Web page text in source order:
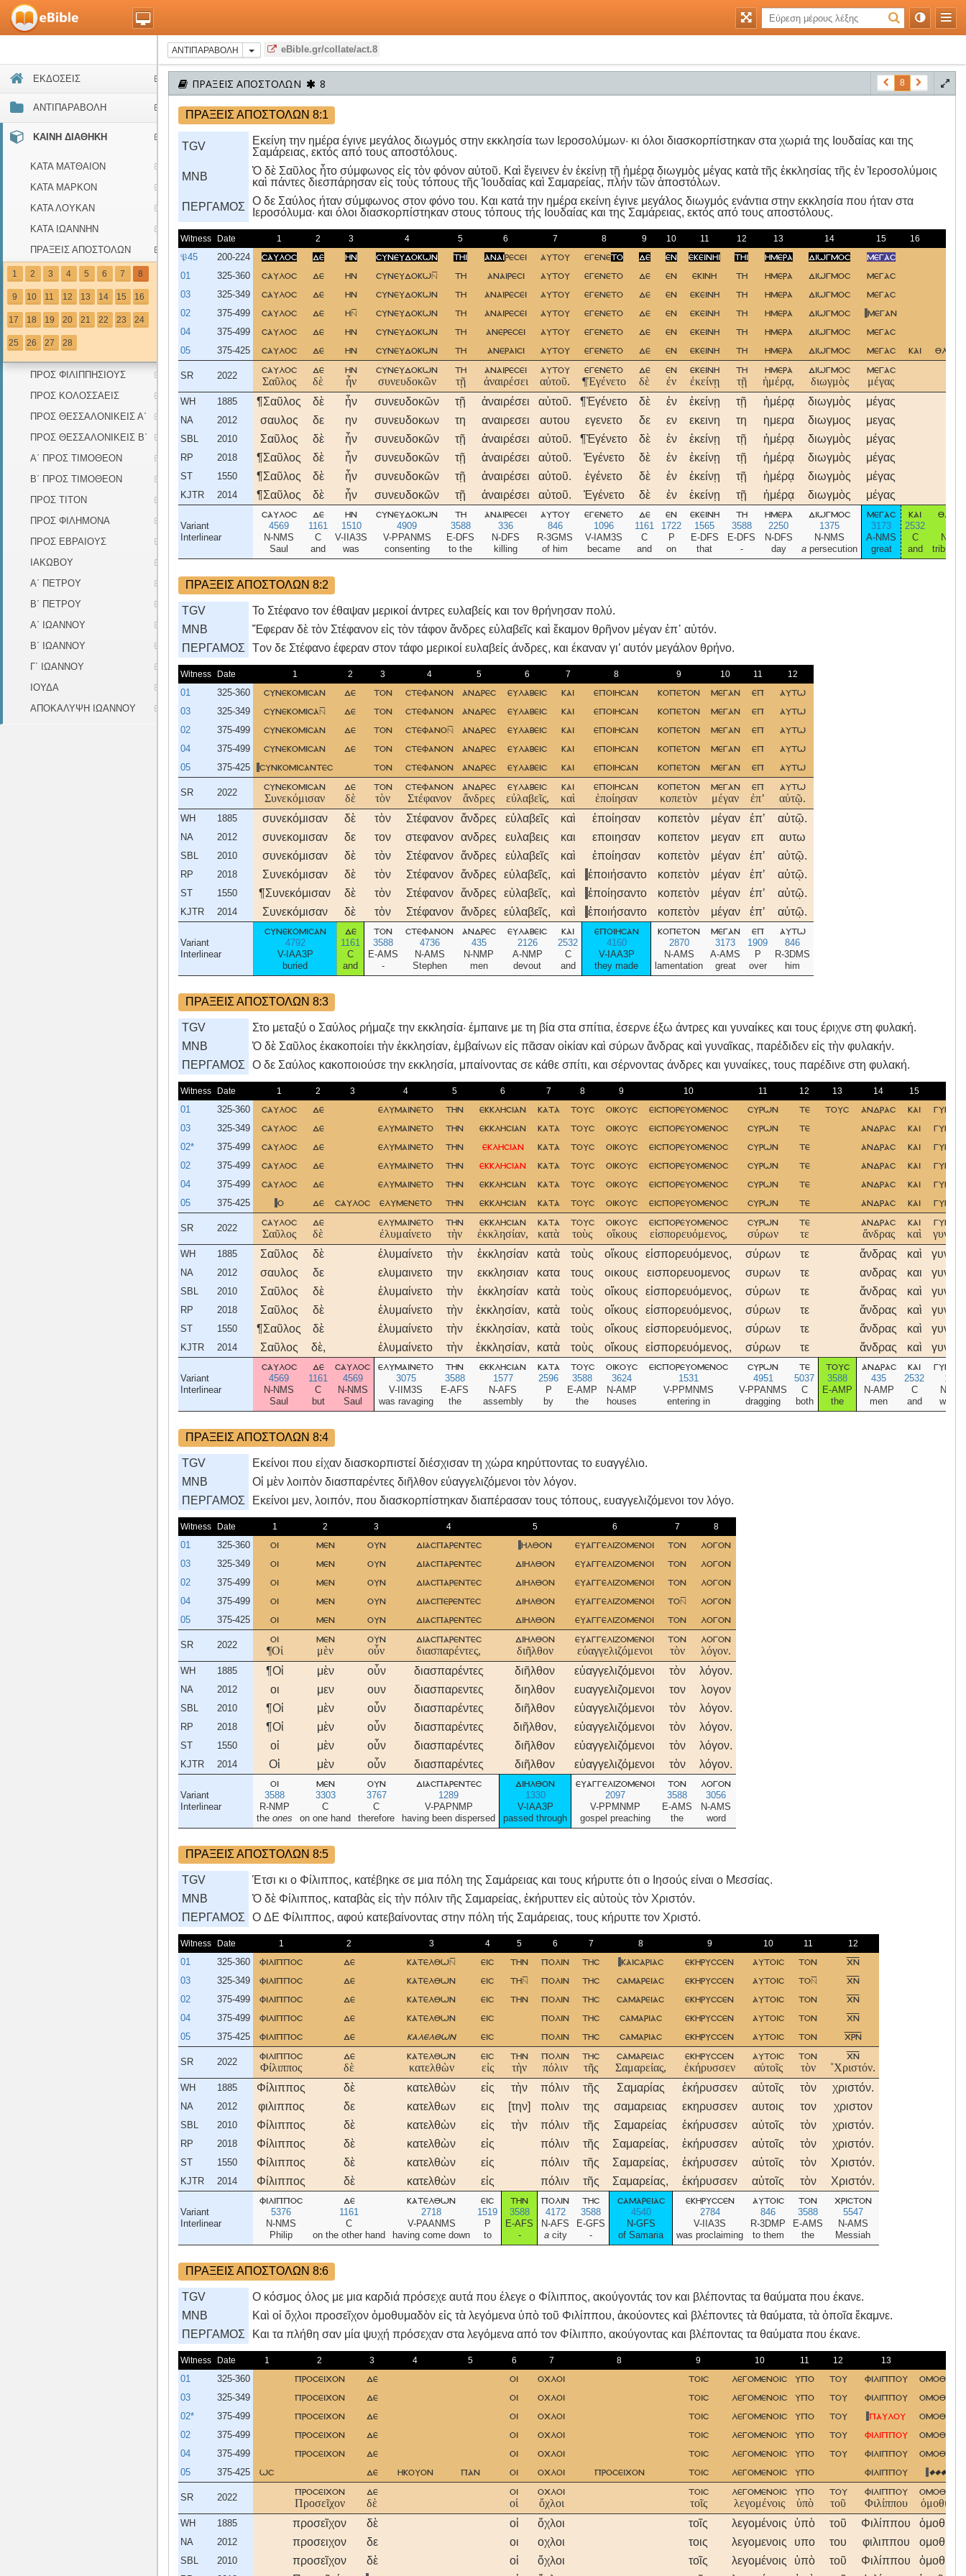
ΕΚΔΟΣΕΙΣ
ΑΝΤΙΠΑΡΑΒΟΛΗ
ΚΑΙΝΗ ΔΙΑΘΗΚΗ
ΚΑΤΑ ΜΑΤΘΑΙΟΝ
ΚΑΤΑ ΜΑΡΚΟΝ
ΚΑΤΑ ΛΟΥΚΑΝ
ΚΑΤΑ ΙΩΑΝΝΗΝ
ΠΡΑΞΕΙΣ ΑΠΟΣΤΟΛΩΝ
1 2 3 4 5 6 7 8
9 10 11 12 13 14 15 16
17 18 19 20 21 22 23 24
25 26 27 28
ΠΡΟΣ ΡΩΜΑΙΟΥΣ
ΠΡΟΣ ΚΟΡΙΝΘΙΟΥΣ Α΄
ΠΡΟΣ ΚΟΡΙΝΘΙΟΥΣ Β΄
ΠΡΟΣ ΓΑΛΑΤΑΣ
ΠΡΟΣ ΕΦΕΣΙΟΥΣ
ΠΡΟΣ ΦΙΛΙΠΠΗΣΙΟΥΣ
ΠΡΟΣ ΚΟΛΟΣΣΑΕΙΣ
ΠΡΟΣ ΘΕΣΣΑΛΟΝΙΚΕΙΣ Α΄
ΠΡΟΣ ΘΕΣΣΑΛΟΝΙΚΕΙΣ Β΄
Α΄ ΠΡΟΣ ΤΙΜΟΘΕΟΝ
Β΄ ΠΡΟΣ ΤΙΜΟΘΕΟΝ
ΠΡΟΣ ΤΙΤΟΝ
ΠΡΟΣ ΦΙΛΗΜΟΝΑ
ΠΡΟΣ ΕΒΡΑΙΟΥΣ
ΙΑΚΩΒΟΥ
Α΄ ΠΕΤΡΟΥ
Β΄ ΠΕΤΡΟΥ
Α΄ ΙΩΑΝΝΟΥ
Β΄ ΙΩΑΝΝΟΥ
Γ΄ ΙΩΑΝΝΟΥ
ΙΟΥΔΑ
ΑΠΟΚΑΛΥΨΗ ΙΩΑΝΝΟΥ
ΑΝΤΙΠΑΡΑΒΟΛΗ eBible.gr/collate/act.8
ΠΡΑΞΕΙΣ ΑΠΟΣΤΟΛΩΝ 8 8
ΠΡΑΞΕΙΣ ΑΠΟΣΤΟΛΩΝ 8:1
TGV
Εκείνη την ημέρα έγινε μεγάλος διωγμός στην εκκλησία των Ιεροσολύμων· κι όλοι διασκορπίστηκαν στα χωριά της Ιουδαίας και της
Σαμάρειας, εκτός από τους αποστόλους.
MNB
Ὁ δὲ Σαῦλος ἦτο σύμφωνος εἰς τὸν φόνον αὐτοῦ. Καὶ ἔγεινεν ἐν ἐκείνῃ τῇ ἡμέρᾳ διωγμὸς μέγας κατὰ τῆς ἐκκλησίας τῆς ἐν Ἱεροσολύμοις
καὶ πάντες διεσπάρησαν εἰς τοὺς τόπους τῆς Ἰουδαίας καὶ Σαμαρείας, πλήν τῶν ἀποστόλων.
ΠΕΡΓΑΜΟΣ
O δε Σαύλος ήταν σύμφωνος στον φόνο του. Kαι κατά την ημέρα εκείνη έγινε μεγάλος διωγμός ενάντια στην εκκλησία που ήταν στα
Iεροσόλυμα· και όλοι διασκορπίστηκαν στους τόπους τής Iουδαίας και της Σαμάρειας, εκτός από τους αποστόλους.
Witness Date 1 2 3 4 5 6 7 8 9 10 11 12 13 14 15 16
𝔓45 200-224 σαυλοσ δε ην συνευδοκων τηι αναιρεσει αυτου εγενετο δε εν εκεινηι τηι ημερα διωγμοσ μεγασ
01 325-360 σαυλοσ δε ην συνευδοκω τη αναιρεσι αυτου εγενετο δε εν εκινη τη ημερα διωγμοσ μεγασ
03 325-349 σαυλοσ δε ην συνευδοκων τη αναιρεσει αυτου εγενετο δε εν εκεινη τη ημερα διωγμοσ μεγασ
02 375-499 σαυλοσ δε η συνευδοκων τη αναιρεσει αυτου εγενετο δε εν εκεινη τη ημερα διωγμοσ μεγαν
04 375-499 σαυλοσ δε ην συνευδοκων τη ανερεσει αυτου εγενετο δε εν εκεινη τη ημερα διωγμοσ μεγασ
05 375-425 σαυλοσ δε ην συνευδοκων τη ανεραισι αυτου εγενετο δε εν εκεινη τη ημερα διωγμοσ μεγασ και
SR 2022
σαυλοσ
Σαῦλος
δε
δὲ
ην
ἦν
συνευδοκων
συνευδοκῶν
τη
τῇ
αναιρεσει
ἀναιρέσει
αυτου
αὐτοῦ.
εγενετο
¶Ἐγένετο
δε
δὲ
εν
ἐν
εκεινη
ἐκείνῃ
τη
τῇ
ημερα
ἡμέρᾳ,
διωγμοσ
διωγμὸς
μεγασ
μέγας
WH 1885 ¶Σαῦλος δὲ ἦν συνευδοκῶν τῇ ἀναιρέσει αὐτοῦ. ¶Ἐγένετο δὲ ἐν ἐκείνῃ τῇ ἡμέρᾳ διωγμὸς μέγας
NA 2012 σαυλος δε ην συνευδοκων τη αναιρεσει αυτου εγενετο δε εν εκεινη τη ημερα διωγμος μεγας
SBL 2010 Σαῦλος δὲ ἦν συνευδοκῶν τῇ ἀναιρέσει αὐτοῦ. ¶Ἐγένετο δὲ ἐν ἐκείνῃ τῇ ἡμέρᾳ διωγμὸς μέγας
RP 2018 ¶Σαῦλος δὲ ἦν συνευδοκῶν τῇ ἀναιρέσει αὐτοῦ. Ἐγένετο δὲ ἐν ἐκείνῃ τῇ ἡμέρᾳ διωγμὸς μέγας
ST 1550 ¶Σαῦλος δὲ ἦν συνευδοκῶν τῇ ἀναιρέσει αὐτοῦ. ἐγένετο δὲ ἐν ἐκείνῃ τῇ ἡμέρᾳ διωγμὸς μέγας
KJTR 2014 ¶Σαῦλος δὲ ἦν συνευδοκῶν τῇ ἀναιρέσει αὐτοῦ. Ἐγένετο δὲ ἐν ἐκείνῃ τῇ ἡμέρᾳ διωγμὸς μέγας
Variant
Interlinear
σαυλοσ
4569
N-NMS
Saul
δε
1161
C
and
ην
1510
V-IIA3S
was
συνευδοκων
4909
V-PPANMS
consenting
τη
3588
E-DFS
to the
αναιρεσει
336
N-DFS
killing
αυτου
846
R-3GMS
of him
εγενετο
1096
V-IAM3S
became
δε
1161
C
and
εν
1722
P
on
εκεινη
1565
E-DFS
that
τη
3588
E-DFS
-
ημερα
2250
N-DFS
day
διωγμοσ
1375
N-NMS
a persecution
μεγασ
3173
A-NMS
great
και
2532
C
and
2347
N-
ΠΡΑΞΕΙΣ ΑΠΟΣΤΟΛΩΝ 8:2
TGV
Το Στέφανο τον έθαψαν μερικοί άντρες ευλαβείς και τον θρήνησαν πολύ.
MNB
Ἔφεραν δὲ τὸν Στέφανον εἰς τὸν τάφον ἄνδρες εὐλαβεῖς καὶ ἔκαμον θρῆνον μέγαν ἐπ᾿ αὐτόν.
ΠΕΡΓΑΜΟΣ
Tον δε Στέφανο έφεραν στον τάφο μερικοί ευλαβείς άνδρες, και έκαναν γι’ αυτόν μεγάλον θρήνο.
Witness Date 1 2 3 4 5 6 7 8 9 10 11 12
01 325-360 συνεκομισαν δε τον στεφανον ανδρεσ ευλαβεισ και εποιησαν κοπετον μεγαν επ αυτω
03 325-349 συνεκομισα δε τον στεφανον ανδρεσ ευλαβεισ και εποιησαν κοπετον μεγαν επ αυτω
02 375-499 συνεκομισαν δε τον στεφανο ανδρεσ ευλαβεισ και εποιησαν κοπετον μεγαν επ αυτω
04 375-499 συνεκομισαν δε τον στεφανον ανδρεσ ευλαβεισ και εποιησαν κοπετον μεγαν επ αυτω
05 375-425 συνκομισαντεσ τον στεφανον ανδρεσ ευλαβεισ και εποιησαν κοπετον μεγαν επ αυτω
SR 2022
συνεκομισαν
Συνεκόμισαν
δε
δὲ
τον
τὸν
στεφανον
Στέφανον
ανδρεσ
ἄνδρες
ευλαβεισ
εὐλαβεῖς,
και
καὶ
εποιησαν
ἐποίησαν
κοπετον
κοπετὸν
μεγαν
μέγαν
επ
ἐπʼ
αυτω
αὐτῷ.
WH 1885 συνεκόμισαν δὲ τὸν Στέφανον ἄνδρες εὐλαβεῖς καὶ ἐποίησαν κοπετὸν μέγαν ἐπʼ αὐτῷ.
NA 2012 συνεκομισαν δε τον στεφανον ανδρες ευλαβεις και εποιησαν κοπετον μεγαν επ αυτω
SBL 2010 συνεκόμισαν δὲ τὸν Στέφανον ἄνδρες εὐλαβεῖς καὶ ἐποίησαν κοπετὸν μέγαν ἐπʼ αὐτῷ.
RP 2018 Συνεκόμισαν δὲ τὸν Στέφανον ἄνδρες εὐλαβεῖς, καὶ ἐποιήσαντο κοπετὸν μέγαν ἐπʼ αὐτῷ.
ST 1550 ¶Συνεκόμισαν δὲ τὸν Στέφανον ἄνδρες εὐλαβεῖς, καὶ ἐποίησαντο κοπετὸν μέγαν ἐπʼ αὐτῷ.
KJTR 2014 Συνεκόμισαν δὲ τὸν Στέφανον ἄνδρες εὐλαβεῖς, καὶ ἐποιήσαντο κοπετὸν μέγαν ἐπʼ αὐτῷ.
Variant
Interlinear
συνεκομισαν
4792
V-IAA3P
buried
δε
1161
C
and
τον
3588
E-AMS
-
στεφανον
4736
N-AMS
Stephen
ανδρεσ
435
N-NMP
men
ευλαβεισ
2126
A-NMP
devout
και
2532
C
and
εποιησαν
4160
V-IAA3P
they made
κοπετον
2870
N-AMS
lamentation
μεγαν
3173
A-AMS
great
επ
1909
P
over
αυτω
846
R-3DMS
him
ΠΡΑΞΕΙΣ ΑΠΟΣΤΟΛΩΝ 8:3
TGV
Στο μεταξύ ο Σαύλος ρήμαζε την εκκλησία· έμπαινε με τη βία στα σπίτια, έσερνε έξω άντρες και γυναίκες και τους έριχνε στη φυλακή.
MNB
Ὁ δὲ Σαῦλος ἐκακοποίει τὴν ἐκκλησίαν, ἐμβαίνων εἰς πᾶσαν οἰκίαν καὶ σύρων ἄνδρας καὶ γυναῖκας, παρέδιδεν εἰς τὴν φυλακήν.
ΠΕΡΓΑΜΟΣ
O δε Σαύλος κακοποιούσε την εκκλησία, μπαίνοντας σε κάθε σπίτι, και σέρνοντας άνδρες και γυναίκες, τους παρέδινε στη φυλακή.
Witness Date 1 2 3 4 5 6 7 8 9 10 11 12 13 14 15
01 325-360 σαυλοσ δε ελυμαινετο την εκκλησιαν κατα τουσ οικουσ εισπορευομενοσ συρων τε τουσ ανδρασ και
03 325-349 σαυλοσ δε ελυμαινετο την εκκλησιαν κατα τουσ οικουσ εισπορευομενοσ συρων τε ανδρασ και
02* 375-499 σαυλοσ δε ελυμαινετο την εκλησιαν κατα τουσ οικουσ εισπορευομενοσ συρων τε ανδρασ και
02 375-499 σαυλοσ δε ελυμαινετο την εκκλησιαν κατα τουσ οικουσ εισπορευομενοσ συρων τε ανδρασ και
04 375-499 σαυλοσ δε ελυμαινετο την εκκλησιαν κατα τουσ οικουσ εισπορευομενοσ συρων τε ανδρασ και
05 375-425 ο δε σαυλοσ ελυμενετο την εκκλησιαν κατα τουσ οικουσ εισπορευομενοσ συρων τε ανδρασ και
SR 2022
σαυλοσ
Σαῦλος
δε
δὲ
ελυμαινετο
ἐλυμαίνετο
την
τὴν
εκκλησιαν
ἐκκλησίαν,
κατα
κατὰ
τουσ
τοὺς
οικουσ
οἴκους
εισπορευομενοσ
εἰσπορευόμενος,
συρων
σύρων
τε
τε
ανδρασ
ἄνδρας
και
καὶ
WH 1885 Σαῦλος δὲ ἐλυμαίνετο τὴν ἐκκλησίαν κατὰ τοὺς οἴκους εἰσπορευόμενος, σύρων τε ἄνδρας καὶ
NA 2012 σαυλος δε ελυμαινετο την εκκλησιαν κατα τους οικους εισπορευομενος συρων τε ανδρας και
SBL 2010 Σαῦλος δὲ ἐλυμαίνετο τὴν ἐκκλησίαν κατὰ τοὺς οἴκους εἰσπορευόμενος, σύρων τε ἄνδρας καὶ
RP 2018 Σαῦλος δὲ ἐλυμαίνετο τὴν ἐκκλησίαν, κατὰ τοὺς οἴκους εἰσπορευόμενος, σύρων τε ἄνδρας καὶ
ST 1550 ¶Σαῦλος δὲ ἐλυμαίνετο τὴν ἐκκλησίαν, κατὰ τοὺς οἴκους εἰσπορευόμενος, σύρων τε ἄνδρας καὶ
KJTR 2014 Σαῦλος δὲ, ἐλυμαίνετο τὴν ἐκκλησίαν, κατὰ τοὺς οἴκους εἰσπορευόμενος, σύρων τε ἄνδρας καὶ
Variant
Interlinear
σαυλοσ
4569
N-NMS
Saul
δε
1161
C
but
σαυλοσ
4569
N-NMS
Saul
ελυμαινετο
3075
V-IIM3S
was ravaging
την
3588
E-AFS
the
εκκλησιαν
1577
N-AFS
assembly
κατα
2596
P
by
τουσ
3588
E-AMP
the
οικουσ
3624
N-AMP
houses
εισπορευομενοσ
1531
V-PPMNMS
entering in
συρων
4951
V-PPANMS
dragging
τε
5037
C
both
τουσ
3588
E-AMP
the
ανδρασ
435
N-AMP
men
και
2532
C
and
1135
N-
ΠΡΑΞΕΙΣ ΑΠΟΣΤΟΛΩΝ 8:4
TGV
Εκείνοι που είχαν διασκορπιστεί διέσχισαν τη χώρα κηρύττοντας το ευαγγέλιο.
MNB
Οἱ μὲν λοιπὸν διασπαρέντες διῆλθον εὐαγγελιζόμενοι τὸν λόγον.
ΠΕΡΓΑΜΟΣ
Eκείνοι μεν, λοιπόν, που διασκορπίστηκαν διαπέρασαν τους τόπους, ευαγγελιζόμενοι τον λόγο.
Witness Date 1 2 3 4 5 6 7 8
01 325-360 οι μεν ουν διασπαρεντεσ ηλθον ευαγγελιζομενοι τον λογον
03 325-349 οι μεν ουν διασπαρεντεσ διηλθον ευαγγελιζομενοι τον λογον
02 375-499 οι μεν ουν διασπαρεντεσ διηλθον ευαγγελιζομενοι τον λογον
04 375-499 οι μεν ουν διασπερεντεσ διηλθον ευαγγελιζομενοι το λογον
05 375-425 οι μεν ουν διασπαρεντεσ διηλθον ευαγγελιζομενοι τον λογον
SR 2022
οι
¶Οἱ
μεν
μὲν
ουν
οὖν
διασπαρεντεσ
διασπαρέντες,
διηλθον
διῆλθον
ευαγγελιζομενοι
εὐαγγελιζόμενοι
τον
τὸν
λογον
λόγον.
WH 1885 ¶Οἱ μὲν οὖν διασπαρέντες διῆλθον εὐαγγελιζόμενοι τὸν λόγον.
NA 2012 οι μεν ουν διασπαρεντες διηλθον ευαγγελιζομενοι τον λογον
SBL 2010 ¶Οἱ μὲν οὖν διασπαρέντες διῆλθον εὐαγγελιζόμενοι τὸν λόγον.
RP 2018 ¶Οἱ μὲν οὖν διασπαρέντες διῆλθον, εὐαγγελιζόμενοι τὸν λόγον.
ST 1550 οἱ μὲν οὖν διασπαρέντες διῆλθον εὐαγγελιζόμενοι τὸν λόγον.
KJTR 2014 Οἱ μὲν οὖν διασπαρέντες διῆλθον εὐαγγελιζόμενοι τὸν λόγον.
Variant
Interlinear
οι
3588
R-NMP
the ones
μεν
3303
C
on one hand
ουν
3767
C
therefore
διασπαρεντεσ
1289
V-PAPNMP
having been dispersed
διηλθον
1330
V-IAA3P
passed through
ευαγγελιζομενοι
2097
V-PPMNMP
gospel preaching
τον
3588
E-AMS
the
λογον
3056
N-AMS
word
ΠΡΑΞΕΙΣ ΑΠΟΣΤΟΛΩΝ 8:5
TGV
Έτσι κι ο Φίλιππος, κατέβηκε σε μια πόλη της Σαμάρειας και τους κήρυττε ότι ο Ιησούς είναι ο Μεσσίας.
MNB
Ὁ δὲ Φίλιππος, καταβὰς εἰς τὴν πόλιν τῆς Σαμαρείας, ἐκήρυττεν εἰς αὐτοὺς τὸν Χριστόν.
ΠΕΡΓΑΜΟΣ
O ΔE Φίλιππος, αφού κατεβαίνοντας στην πόλη τής Σαμάρειας, τους κήρυττε τον Xριστό.
Witness Date 1 2 3 4 5 6 7 8 9 10 11 12
01 325-360 φιλιπποσ δε κατελθω εισ την πολιν τησ καισαριασ εκηρυσσεν αυτοισ τον χν
03 325-349 φιλιπποσ δε κατελθων εισ τη πολιν τησ σαμαρειασ εκηρυσσεν αυτοισ το χν
02 375-499 φιλιπποσ δε κατελθων εισ την πολιν τησ σαμαρειασ εκηρυσσεν αυτοισ τον χν
04 375-499 φιλιπποσ δε κατελθων εισ πολιν τησ σαμαριασ εκηρυσσεν αυτοισ τον χν
05 375-425 φιλιπποσ δε καλελθων εισ πολιν τησ σαμαριασ εκηρυσσεν αυτοισ τον χρν
SR 2022
φιλιπποσ
Φίλιππος
δε
δὲ
κατελθων
κατελθὼν
εισ
εἰς
την
τὴν
πολιν
πόλιν
τησ
τῆς
σαμαρειασ
Σαμαρείας,
εκηρυσσεν
ἐκήρυσσεν
αυτοισ
αὐτοῖς
τον
τὸν
χν
˚Χριστόν.
WH 1885 Φίλιππος δὲ κατελθὼν εἰς τὴν πόλιν τῆς Σαμαρίας ἐκήρυσσεν αὐτοῖς τὸν χριστόν.
NA 2012 φιλιππος δε κατελθων εις [την] πολιν της σαμαρειας εκηρυσσεν αυτοις τον χριστον
SBL 2010 Φίλιππος δὲ κατελθὼν εἰς τὴν πόλιν τῆς Σαμαρείας ἐκήρυσσεν αὐτοῖς τὸν χριστόν.
RP 2018 Φίλιππος δὲ κατελθὼν εἰς πόλιν τῆς Σαμαρείας, ἐκήρυσσεν αὐτοῖς τὸν χριστόν.
ST 1550 Φίλιππος δὲ κατελθὼν εἰς πόλιν τῆς Σαμαρείας, ἐκήρυσσεν αὐτοῖς τὸν Χριστόν.
KJTR 2014 Φίλιππος δὲ κατελθὼν εἰς πόλιν τῆς Σαμαρείας, ἐκήρυσσεν αὐτοῖς τὸν Χριστόν.
Variant
Interlinear
φιλιπποσ
5376
N-NMS
Philip
δε
1161
C
on the other hand
κατελθων
2718
V-PAANMS
having come down
εισ
1519
P
to
την
3588
E-AFS
-
πολιν
4172
N-AFS
acity
τησ
3588
E-GFS
-
σαμαρειασ
4540
N-GFS
of Samaria
εκηρυσσεν
2784
V-IIA3S
was proclaiming
αυτοισ
846
R-3DMP
to them
τον
3588
E-AMS
the
χριστον
5547
N-AMS
Messiah
ΠΡΑΞΕΙΣ ΑΠΟΣΤΟΛΩΝ 8:6
TGV
Ο κόσμος όλος με μια καρδιά πρόσεχε αυτά που έλεγε ο Φίλιππος, ακούγοντάς τον και βλέποντας τα θαύματα που έκανε.
MNB
Καὶ οἱ ὄχλοι προσεῖχον ὁμοθυμαδὸν εἰς τὰ λεγόμενα ὑπὸ τοῦ Φιλίππου, ἀκούοντες καὶ βλέποντες τὰ θαύματα, τὰ ὁποῖα ἔκαμνε.
ΠΕΡΓΑΜΟΣ
Kαι τα πλήθη σαν μία ψυχή πρόσεχαν στα λεγόμενα από τον Φίλιππο, ακούγοντας και βλέποντας τα θαύματα που έκανε.
Witness Date 1 2 3 4 5 6 7 8 9 10 11 12 13
01 325-360 προσειχον δε οι οχλοι τοισ λεγομενοισ υπο του φιλιππου
03 325-349 προσειχον δε οι οχλοι τοισ λεγομενοισ υπο του φιλιππου
02* 375-499 προσειχον δε οι οχλοι τοισ λεγομενοισ υπο του παυλου
02 375-499 προσειχον δε οι οχλοι τοισ λεγομενοισ υπο του φιλιππου
04 375-499 προσειχον δε οι οχλοι τοισ λεγομενοισ υπο του φιλιππου
05 375-425 ωσ δε ηκουον παν οι οχλοι προσειχον τοισ λεγομενοισ υπο φιλιππου
SR 2022
προσειχον
Προσεῖχον
δε
δὲ
οι
οἱ
οχλοι
ὄχλοι
τοισ
τοῖς
λεγομενοισ
λεγομένοις
υπο
ὑπὸ
του
τοῦ
φιλιππου
Φιλίππου
WH 1885 προσεῖχον δὲ οἱ ὄχλοι τοῖς λεγομένοις ὑπὸ τοῦ Φιλίππου
NA 2012 προσειχον δε οι οχλοι τοις λεγομενοις υπο του φιλιππου
SBL 2010 προσεῖχον δὲ οἱ ὄχλοι τοῖς λεγομένοις ὑπὸ τοῦ Φιλίππου